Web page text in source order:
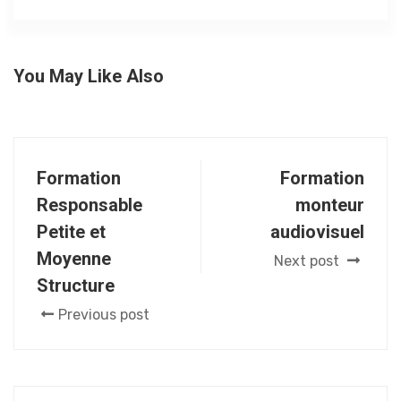
administratifs de la LFP
Les centres de formation
You May Like Also
Formation
Responsable
Petite et
Moyenne
Structure
Previous post
Formation
monteur
audiovisuel
Next post